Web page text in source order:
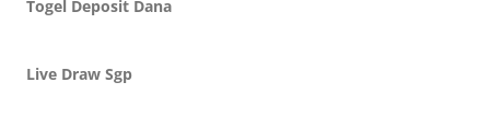
Togel Deposit Dana
Live Draw Sgp